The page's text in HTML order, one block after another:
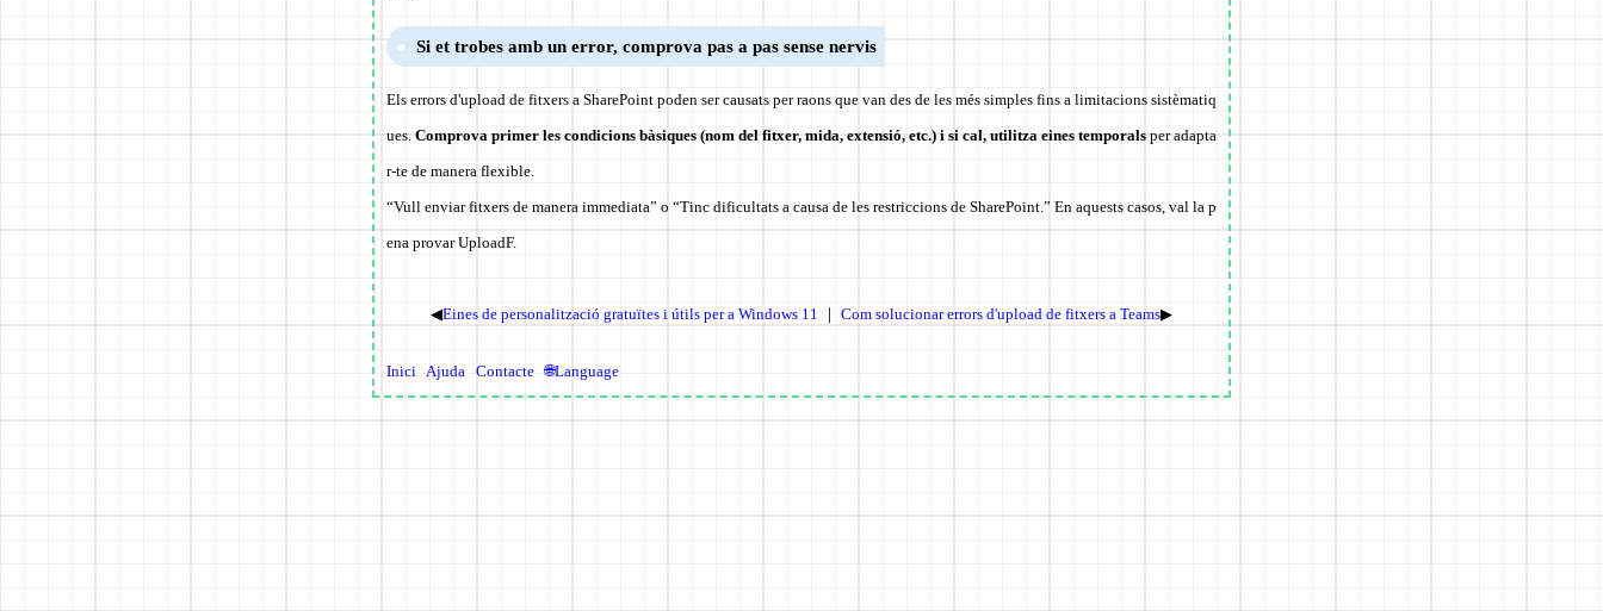
Si et trobes amb un error, comprova pas a pas sense nervis
Els errors d'upload de fitxers a SharePoint poden ser causats per raons que van des de les més simples fins a limitacions sistèmatiq
ues. Comprova primer les condicions bàsiques (nom del fitxer, mida, extensió, etc.) i si cal, utilitza eines temporals per adapta
r-te de manera flexible.
“Vull enviar fitxers de manera immediata” o “Tinc dificultats a causa de les restriccions de SharePoint.” En aquests casos, val la p
ena provar UploadF.
◀Eines de personalització gratuïtes i útils per a Windows 11 ｜ Com solucionar errors d'upload de fitxers a Teams▶
Inici Ajuda Contacte 🌐Language